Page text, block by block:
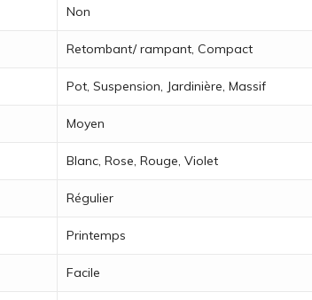
Non
Retombant/ rampant, Compact
Pot, Suspension, Jardinière, Massif
Moyen
Blanc, Rose, Rouge, Violet
Régulier
Printemps
Facile